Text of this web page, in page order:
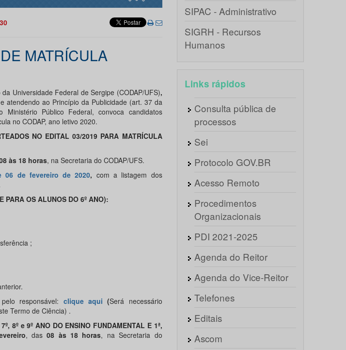
MATRÍCULA
Universidade Federal de Sergipe (CODAP/UFS),
atendendo ao Princípio da Publicidade (art. 37 da
Ministério Público Federal, convoca candidatos
no CODAP, ano letivo 2020.
NO EDITAL 03/2019 PARA MATRÍCULA
às 18 horas, na Secretaria do CODAP/UFS.
06 de fevereiro de 2020, com a listagem dos
OS ALUNOS DO 6º ANO):
;
responsável: clique aqui (Será necessário
Termo de Ciência) .
8º e 9º ANO DO ENSINO FUNDAMENTAL E 1ª,
, das08 às 18 horas, na Secretaria do
SIPAC - Administrativo
SIGRH - Recursos
Humanos
Links rápidos
Consulta pública de
processos
Sei
Protocolo GOV.BR
Acesso Remoto
Procedimentos
Organizacionais
PDI 2021-2025
Agenda do Reitor
Agenda do Vice-Reitor
Telefones
Editais
Ascom